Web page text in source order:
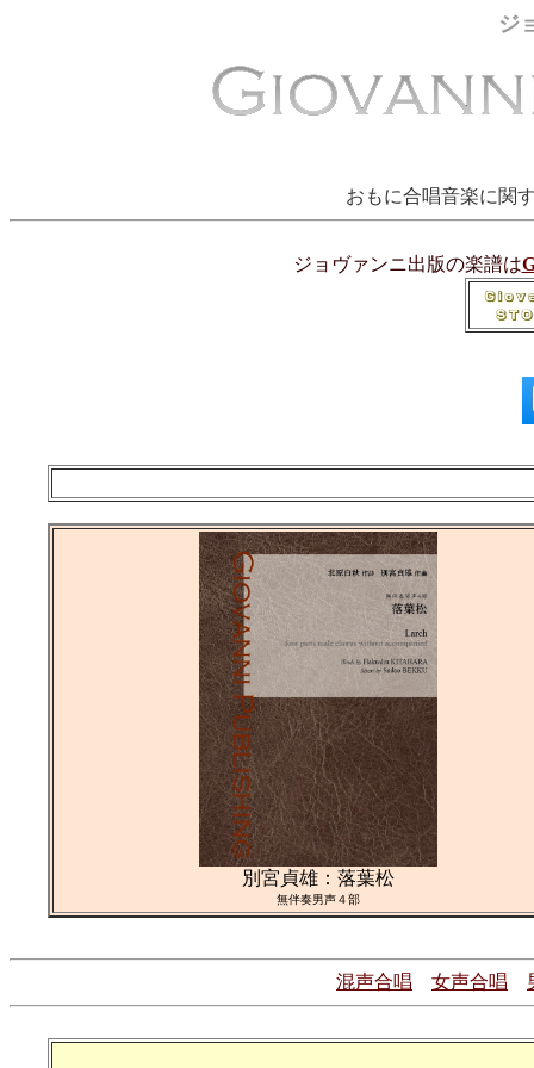
ジ
おもに合唱音楽に関
ジョヴァンニ出版の楽譜は
別宮貞雄：落葉松
無伴奏男声４部
混声合唱 女声合唱